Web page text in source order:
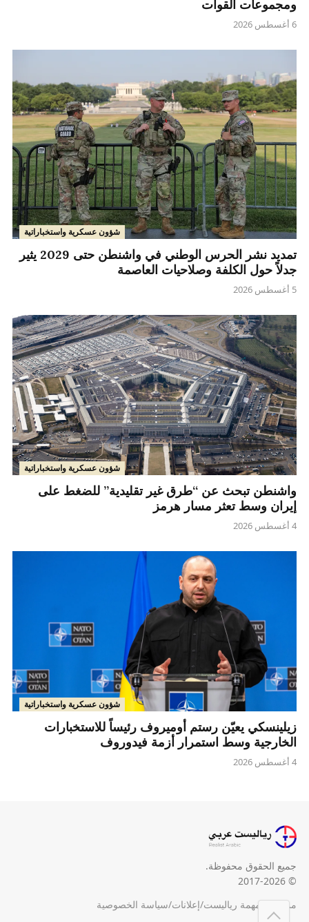
ومجموعات القوات
6 أغسطس 2026
شؤون عسكرية واستخباراتية
تمديد نشر الحرس الوطني في واشنطن حتى 2029 يثير
جدلاً حول الكلفة وصلاحيات العاصمة
5 أغسطس 2026
شؤون عسكرية واستخباراتية
واشنطن تبحث عن “طرق غير تقليدية” للضغط على
إيران وسط تعثر مسار هرمز
4 أغسطس 2026
شؤون عسكرية واستخباراتية
زيلينسكي يعيّن رستم أوميروف رئيساً للاستخبارات
الخارجية وسط استمرار أزمة فيدوروف
4 أغسطس 2026
جميع الحقوق محفوظة.
© 2017-2026
من نحن/مهمة رياليست/إعلانات/سياسة الخصوصية